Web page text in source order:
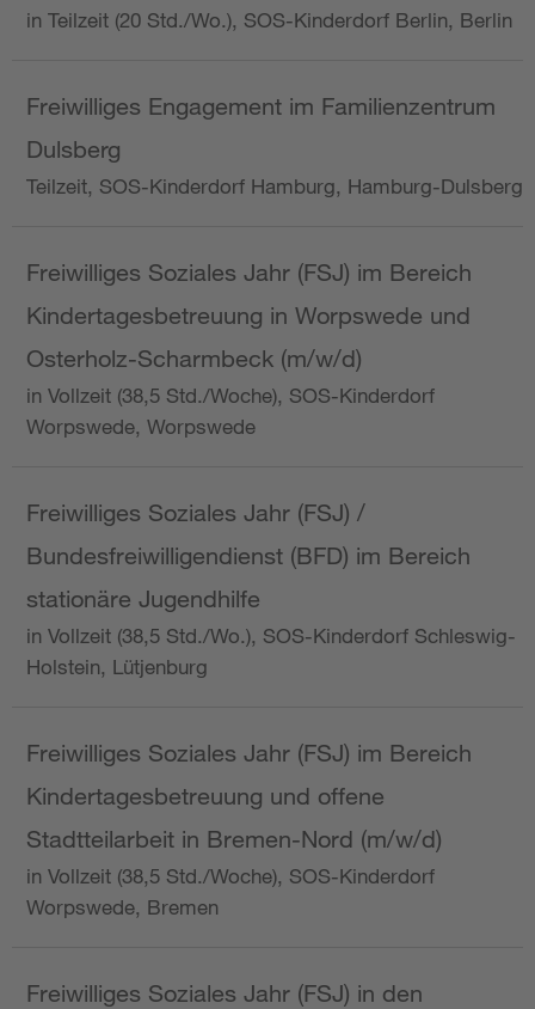
in Teilzeit (20 Std./Wo.), SOS-Kinderdorf Berlin, Berlin
Freiwilliges Engagement im Familienzentrum
Dulsberg
Teilzeit, SOS-Kinderdorf Hamburg, Hamburg-Dulsberg
Freiwilliges Soziales Jahr (FSJ) im Bereich
Kindertagesbetreuung in Worpswede und
Osterholz-Scharmbeck (m/w/d)
in Vollzeit (38,5 Std./Woche), SOS-Kinderdorf
Worpswede, Worpswede
Freiwilliges Soziales Jahr (FSJ) /
Bundesfreiwilligendienst (BFD) im Bereich
stationäre Jugendhilfe
in Vollzeit (38,5 Std./Wo.), SOS-Kinderdorf Schleswig-
Holstein, Lütjenburg
Freiwilliges Soziales Jahr (FSJ) im Bereich
Kindertagesbetreuung und offene
Stadtteilarbeit in Bremen-Nord (m/w/d)
in Vollzeit (38,5 Std./Woche), SOS-Kinderdorf
Worpswede, Bremen
Freiwilliges Soziales Jahr (FSJ) in den